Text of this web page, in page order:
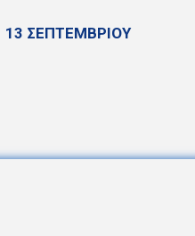
13 ΣΕΠΤΕΜΒΡΙΟΥ